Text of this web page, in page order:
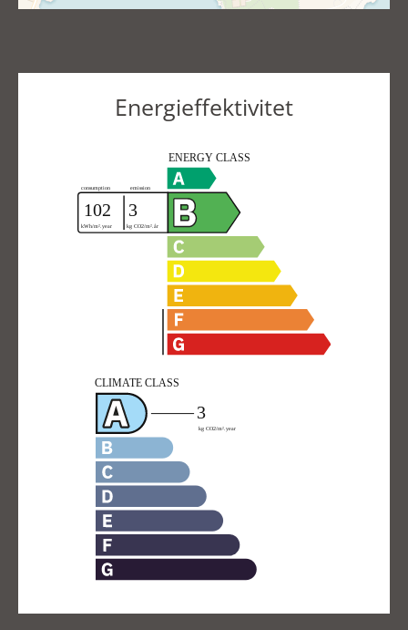
Energieffektivitet